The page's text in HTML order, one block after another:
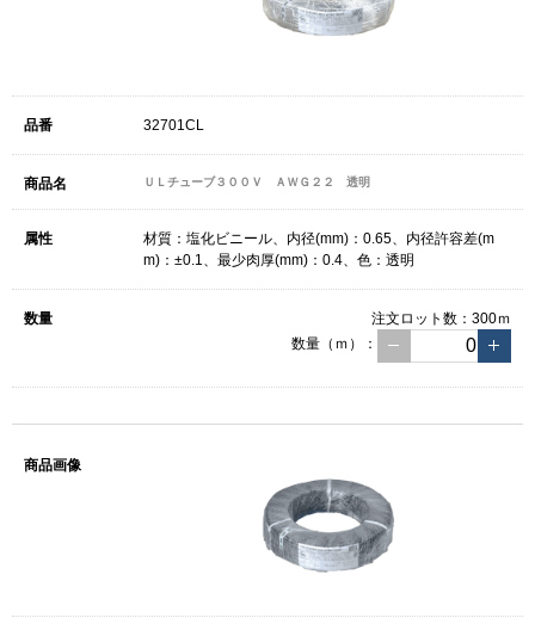
32701CL
ＵＬチューブ３００Ｖ ＡＷＧ２２ 透明
材質：塩化ビニール、内径(mm)：0.65、内径許容差(m
m)：±0.1、最少肉厚(mm)：0.4、色：透明
注文ロット数： 300ｍ
数量（ｍ）：